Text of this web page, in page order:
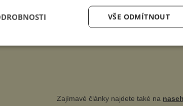
humor, i když jemu samotnému do smíchu
Do poslední chvíle bojoval hlavně svým
Zajímavé články najdete také na
VŠE ODMÍTNOUT